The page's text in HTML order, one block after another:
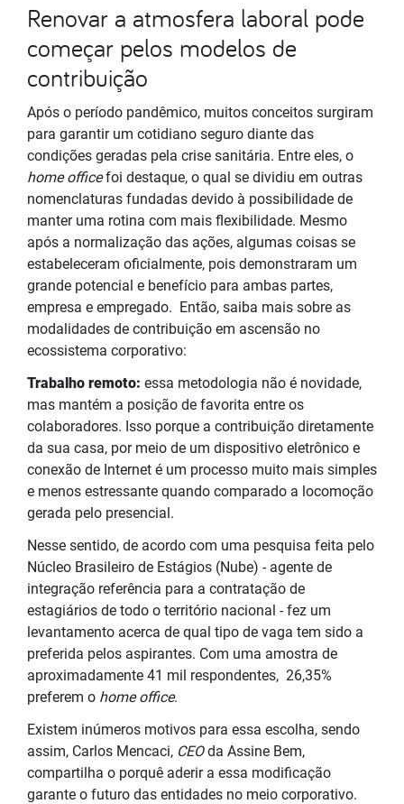
Renovar a atmosfera laboral pode
começar pelos modelos de
contribuição
Após o período pandêmico, muitos conceitos surgiram
para garantir um cotidiano seguro diante das
condições geradas pela crise sanitária. Entre eles, o
home officefoi destaque, o qual se dividiu em outras
nomenclaturas fundadas devido à possibilidade de
manter uma rotina com mais flexibilidade. Mesmo
após a normalização das ações, algumas coisas se
estabeleceram oficialmente, pois demonstraram um
grande potencial e benefício para ambas partes,
empresa e empregado. Então, saiba mais sobre as
modalidades de contribuição em ascensão no
ecossistema corporativo:
Trabalho remoto: essa metodologia não é novidade,
mas mantém a posição de favorita entre os
colaboradores. Isso porque a contribuição diretamente
da sua casa, por meio de um dispositivo eletrônico e
conexão de Internet é um processo muito mais simples
e menos estressante quando comparado a locomoção
gerada pelo presencial.
Nesse sentido, de acordo com uma pesquisa feita pelo
Núcleo Brasileiro de Estágios (Nube) - agente de
integração referência para a contratação de
estagiários de todo o território nacional - fez um
levantamento acerca de qual tipo de vaga tem sido a
preferida pelos aspirantes. Com uma amostra de
aproximadamente 41 mil respondentes, 26,35%
preferem o home office.
Existem inúmeros motivos para essa escolha, sendo
assim, Carlos Mencaci, CEOda Assine Bem,
compartilha o porquê aderir a essa modificação
garante o futuro das entidades no meio corporativo.